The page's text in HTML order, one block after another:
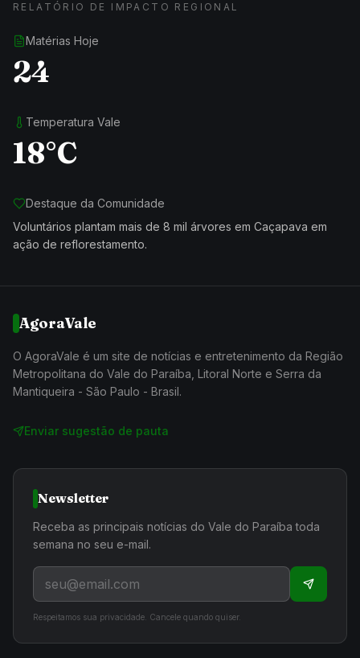
RELATÓRIO DE IMPACTO REGIONAL
Matérias Hoje
24
Temperatura Vale
18°C
Destaque da Comunidade
Voluntários plantam mais de 8 mil árvores em Caçapava em
ação de reflorestamento.
AgoraVale
O AgoraVale é um site de notícias e entretenimento da Região
Metropolitana do Vale do Paraíba, Litoral Norte e Serra da
Mantiqueira - São Paulo - Brasil.
Enviar sugestão de pauta
Newsletter
Receba as principais notícias do Vale do Paraíba toda
semana no seu e-mail.
Respeitamos sua privacidade. Cancele quando quiser.